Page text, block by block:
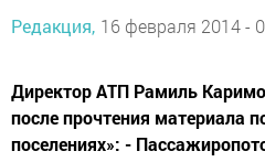
Редакция, 16 февраля 2014 -
Директор АТП Рамиль
после прочтения материала
поселениях»: -